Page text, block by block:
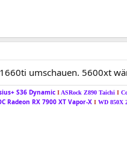
umschauen. 5600xt
S36 Dynamic I ASRock Z890 Taichi I
Radeon RX 7900 XT Vapor-X I WD 850X